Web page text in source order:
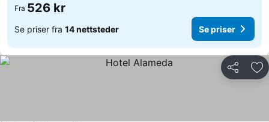
Fra 526 kr
Se priser fra 14 nettsteder Se priser
Del